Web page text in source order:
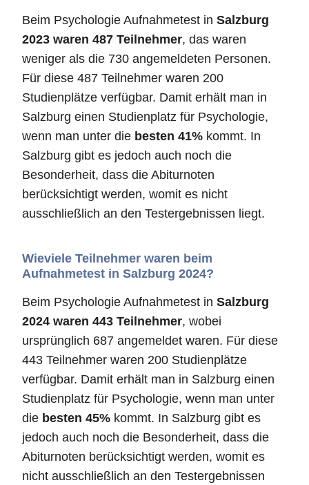
Beim Psychologie Aufnahmetest in Salzburg
2023 waren 487 Teilnehmer, das waren
weniger als die 730 angemeldeten Personen.
Für diese 487 Teilnehmer waren 200
Studienplätze verfügbar. Damit erhält man in
Salzburg einen Studienplatz für Psychologie,
wenn man unter die besten 41% kommt. In
Salzburg gibt es jedoch auch noch die
Besonderheit, dass die Abiturnoten
berücksichtigt werden, womit es nicht
ausschließlich an den Testergebnissen liegt.
Wieviele Teilnehmer waren beim
Aufnahmetest in Salzburg 2024?
Beim Psychologie Aufnahmetest in Salzburg
2024 waren 443 Teilnehmer, wobei
ursprünglich 687 angemeldet waren. Für diese
443 Teilnehmer waren 200 Studienplätze
verfügbar. Damit erhält man in Salzburg einen
Studienplatz für Psychologie, wenn man unter
die besten 45% kommt. In Salzburg gibt es
jedoch auch noch die Besonderheit, dass die
Abiturnoten berücksichtigt werden, womit es
nicht ausschließlich an den Testergebnissen